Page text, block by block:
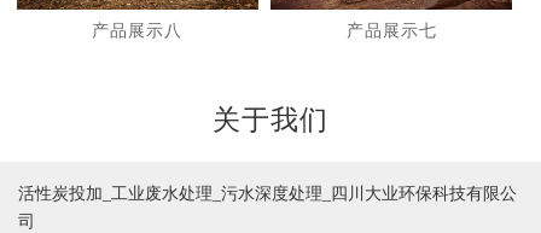
产品展示八 产品展示七
关于我们
活性炭投加_工业废水处理_污水深度处理_四川大业环保科技有限公
司